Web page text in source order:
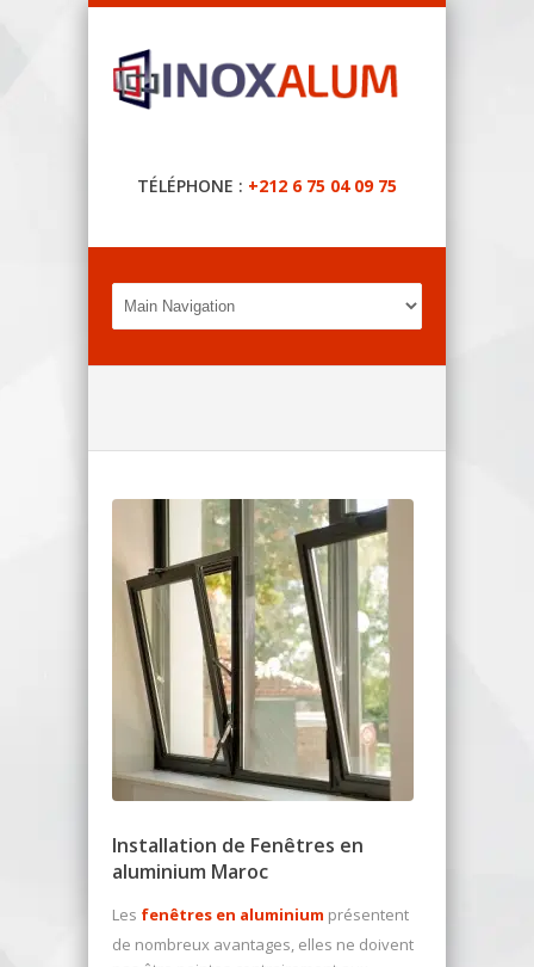
TÉLÉPHONE : +212 6 75 04 09 75
Installation de Fenêtres en
aluminium Maroc
Les fenêtres en aluminium présentent
de nombreux avantages, elles ne doivent